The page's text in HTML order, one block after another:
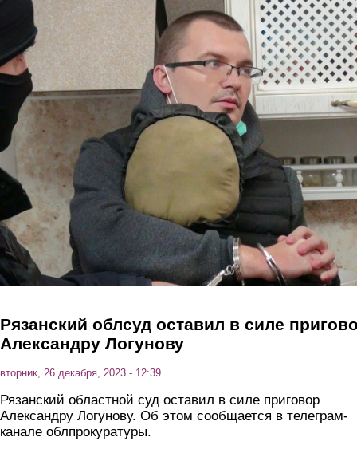
Перейти к основному содержанию
Рязанский облсуд оставил в силе
Александру Логунову
вторник, 26 декабря, 2023 - 12:39
Рязанский областной суд оставил в силе приговор
Александру Логунову. Об этом сообщается в телеграм-
канале облпрокуратуры.